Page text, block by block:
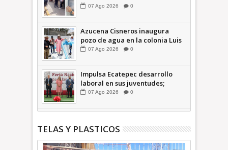
ansiedad en la Vía Morelos |
07 Ago 2026 0
Azucena Cisneros inaugura
pozo de agua en la colonia Luis
Donaldo Colosio +Video |
07 Ago 2026 0
Impulsa Ecatepec desarrollo
laboral en sus juventudes;
inauguran Feria de Empleo y
INFORMATIVA
07 Ago 2026 0
TELAS Y PLASTICOS